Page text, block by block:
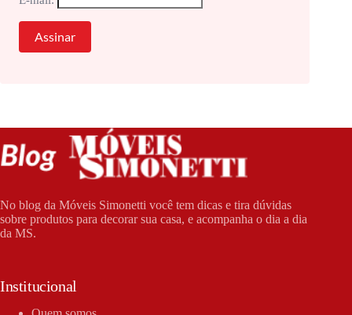
No blog da Móveis Simonetti você tem dicas e tira dúvidas
sobre produtos para decorar sua casa, e acompanha o dia a dia
da MS.
Institucional